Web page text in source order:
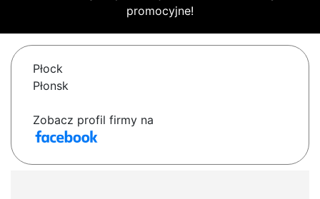
promocyjne!
Płock
Płonsk
Zobacz profil firmy na